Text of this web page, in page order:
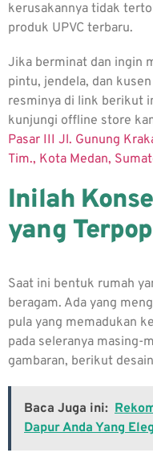
kerusakannya tidak
produk UPVC terbaru.
Jika berminat dan ingin
pintu, jendela, dan
resminya di link berikut
kunjungi offline store
Pasar III Jl. Gunung
Tim., Kota Medan,
Inilah
yang
Saat ini bentuk rumah
beragam. Ada yang
pula yang memadukan
pada seleranya masing-
gambaran, berikut
Baca Juga ini:
Dapur Anda Yang